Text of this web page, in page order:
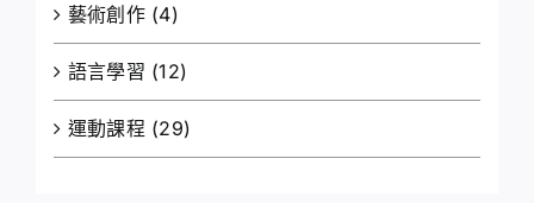
藝術創作 (4)
語言學習 (12)
運動課程 (29)